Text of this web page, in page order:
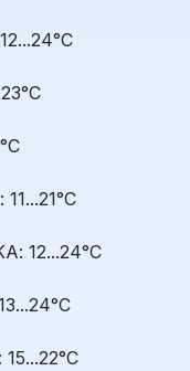
12...24°C